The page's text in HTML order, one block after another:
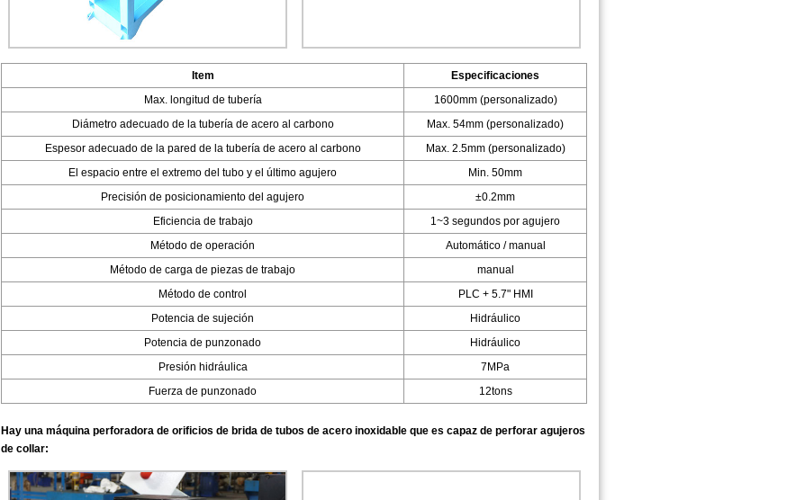
Item
Especificaciones
Max. longitud de tubería
1600mm (personalizado)
Diámetro adecuado de la tubería de acero al carbono
Max. 54mm (personalizado)
Espesor adecuado de la pared de la tubería de acero al carbono
Max. 2.5mm (personalizado)
El espacio entre el extremo del tubo y el último agujero
Min. 50mm
Precisión de posicionamiento del agujero
±0.2mm
Eficiencia de trabajo
1~3 segundos por agujero
Método de operación
Automático / manual
Método de carga de piezas de trabajo
manual
Método de control
PLC + 5.7" HMI
Potencia de sujeción
Hidráulico
Potencia de punzonado
Hidráulico
Presión hidráulica
7MPa
Fuerza de punzonado
12tons
Hay una máquina perforadora de orificios de brida de tubos de acero inoxidable que es capaz de perforar agujeros
de collar: